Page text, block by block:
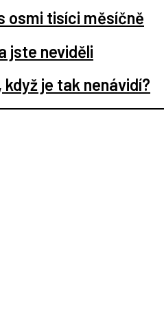
osmi tisíci měsíčně
jste neviděli
je tak nenávidí?